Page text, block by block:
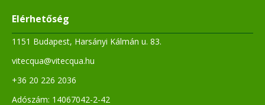
Elérhetőség
1151 Budapest, Harsányi Kálmán u. 83.
vitecqua@vitecqua.hu
+36 20 226 2036
Adószám: 14067042-2-42